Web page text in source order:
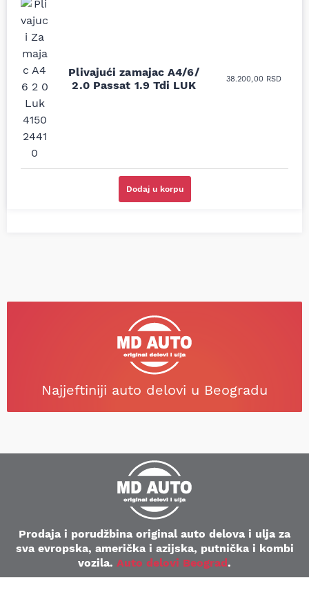
Plivajući zamajac A4/6/
2.0 Passat 1.9 Tdi LUK
38.200,00 RSD
Dodaj u korpu
Uporedila sam sve
moguće online
prodavnice auto delova
i definitivno najbolje
cene su ovde. Kupila
sam više puta auto
delove iz MD Auto. Uvek
proizvođača i
odgovarajuću opremu.
Sve pohvale!
Svetlana Večerinović, Beograd
tačan naziv i tip
kočionog cilindra bio
proizvođača.
Stefan Savić, Beograd (Toyota
Najjeftiniji auto delovi u Beogradu
Prodaja i porudžbina original auto delova i ulja za
sva evropska, američka i azijska, putnička i kombi
vozila. Auto delovi Beograd.